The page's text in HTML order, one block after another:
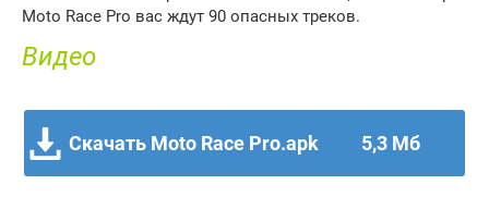
Moto Race Pro вас ждут 90 опасных треков.
Видео
Скачать Moto Race Pro.apk 5,3 Мб